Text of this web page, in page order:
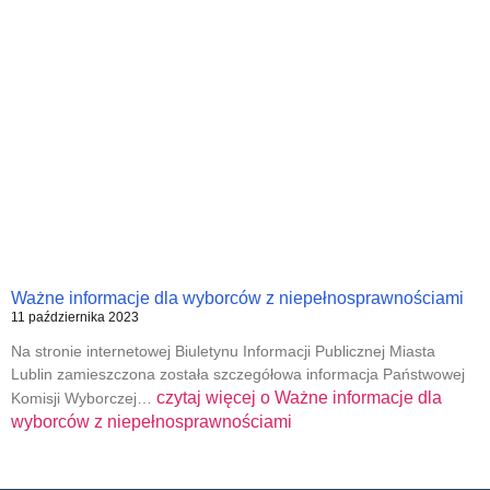
Ważne informacje dla wyborców z niepełnosprawnościami
11 października 2023
Na stronie internetowej Biuletynu Informacji Publicznej Miasta
Lublin zamieszczona została szczegółowa informacja Państwowej
Komisji Wyborczej… czytaj więcej o Ważne informacje dla
wyborców z niepełnosprawnościami